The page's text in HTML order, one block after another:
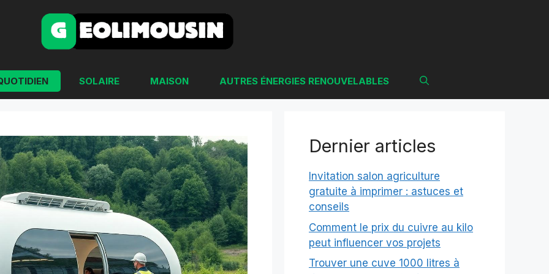
SOLAIRE MAISON AUTRES ÉNERGIES RENOUVELABLES
Dernier articles
Invitation salon agriculture
gratuite à imprimer : astuces et
conseils
Comment le prix du cuivre au kilo
peut influencer vos projets
Trouver une cuve 1000 litres à